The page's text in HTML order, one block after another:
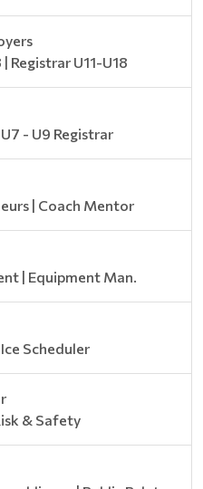
Registrar U11-U18
- U9 Registrar
| Coach Mentor
| Equipment Man.
Scheduler
& Safety